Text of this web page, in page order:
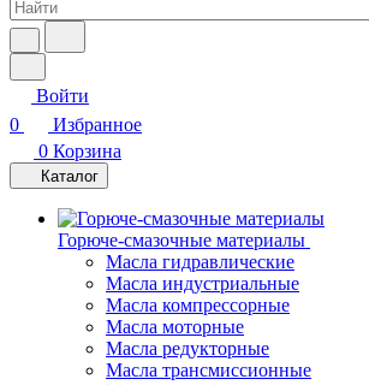
Войти
0
Избранное
0 Корзина
Каталог
Горюче-смазочные материалы
Масла гидравлические
Масла индустриальные
Масла компрессорные
Масла моторные
Масла редукторные
Масла трансмиссионные